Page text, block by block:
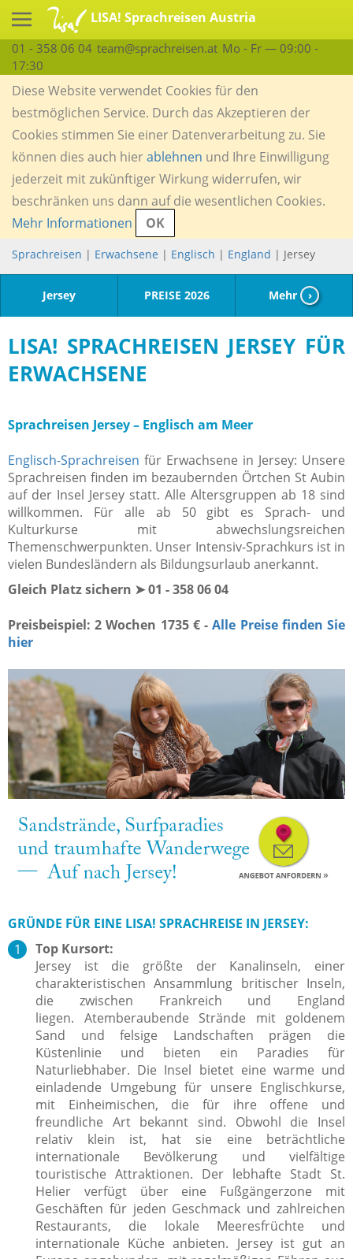
LISA! Sprachreisen Austria
01 - 358 06 04 team@sprachreisen.at Mo - Fr — 09:00 -
17:30
Diese Website verwendet Cookies für den
bestmöglichen Service. Durch das Akzeptieren der
Cookies stimmen Sie einer Datenverarbeitung zu. Sie
können dies auch hierablehnen und Ihre Einwilligung
jederzeit mit zukünftiger Wirkung widerrufen, wir
beschränken uns dann auf die wesentlichen Cookies.
Mehr Informationen
OK
Sprachreisen | Erwachsene | Englisch | England | Jersey
Jersey PREISE 2026 Mehr ›
LISA! SPRACHREISEN JERSEY FÜR
ERWACHSENE
Sprachreisen Jersey – Englisch am Meer
Englisch-Sprachreisen für Erwachsene in Jersey: Unsere
Sprachreisen finden im bezaubernden Örtchen St Aubin
auf der Insel Jersey statt. Alle Altersgruppen ab 18 sind
willkommen. Für alle ab 50 gibt es Sprach- und
Kulturkurse mit abwechslungsreichen
Themenschwerpunkten. Unser Intensiv-Sprachkurs ist in
vielen Bundesländern als Bildungsurlaub anerkannt.
Gleich Platz sichern ➤ 01 - 358 06 04
Preisbeispiel: 2 Wochen 1735 € -Alle Preise finden Sie
hier
GRÜNDE FÜR EINE LISA! SPRACHREISE IN JERSEY:
Top Kursort:
Jersey ist die größte der Kanalinseln, einer
charakteristischen Ansammlung britischer Inseln,
die zwischen Frankreich und England
liegen. Atemberaubende Strände mit goldenem
Sand und felsige Landschaften prägen die
Küstenlinie und bieten ein Paradies für
Naturliebhaber. Die Insel bietet eine warme und
einladende Umgebung für unsere Englischkurse,
mit Einheimischen, die für ihre offene und
freundliche Art bekannt sind. Obwohl die Insel
relativ klein ist, hat sie eine beträchtliche
internationale Bevölkerung und vielfältige
touristische Attraktionen. Der lebhafte Stadt St.
Helier verfügt über eine Fußgängerzone mit
Geschäften für jeden Geschmack und zahlreichen
Restaurants, die lokale Meeresfrüchte und
internationale Küche anbieten. Jersey ist gut an